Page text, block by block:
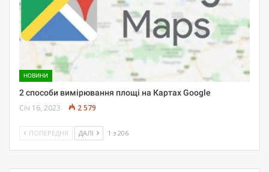
НОВИНИ
2 способи вимірювання площі на Картах Google
Січ 16, 2023 2 579
ПОПЕРЕДНЯ ДАЛІ 1 з 206